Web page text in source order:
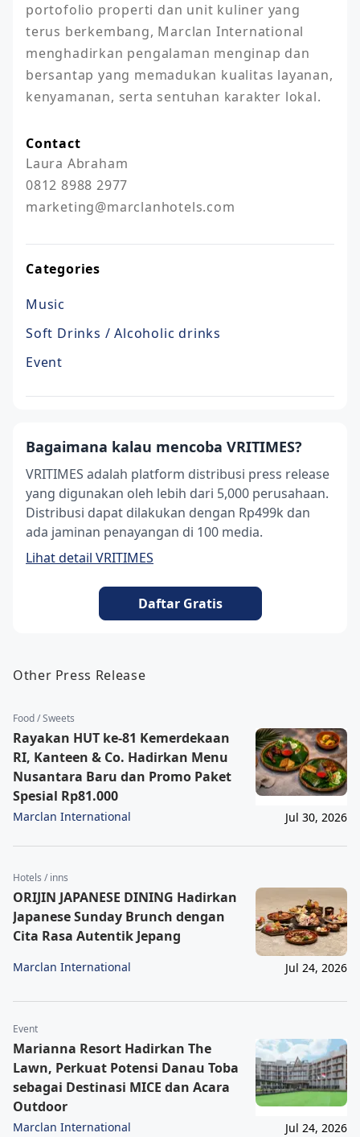
portofolio properti dan unit kuliner yang
terus berkembang, Marclan International
menghadirkan pengalaman menginap dan
bersantap yang memadukan kualitas layanan,
kenyamanan, serta sentuhan karakter lokal.
Contact
Laura Abraham
0812 8988 2977
marketing@marclanhotels.com
Categories
Music
Soft Drinks / Alcoholic drinks
Event
Bagaimana kalau mencoba VRITIMES?
VRITIMES adalah platform distribusi press release
yang digunakan oleh lebih dari 5,000 perusahaan.
Distribusi dapat dilakukan dengan Rp499k dan
ada jaminan penayangan di 100 media.
Lihat detail VRITIMES
Daftar Gratis
Other Press Release
Food / Sweets
Rayakan HUT ke-81 Kemerdekaan
RI, Kanteen & Co. Hadirkan Menu
Nusantara Baru dan Promo Paket
Spesial Rp81.000
Marclan International Jul 30, 2026
Hotels / inns
ORIJIN JAPANESE DINING Hadirkan
Japanese Sunday Brunch dengan
Cita Rasa Autentik Jepang
Marclan International Jul 24, 2026
Event
Marianna Resort Hadirkan The
Lawn, Perkuat Potensi Danau Toba
sebagai Destinasi MICE dan Acara
Outdoor
Marclan International Jul 24, 2026